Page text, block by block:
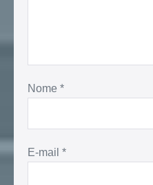
Nome *
E-mail *